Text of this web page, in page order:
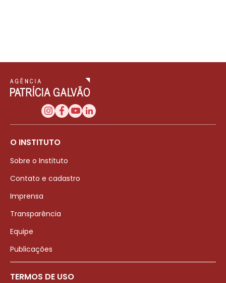
O INSTITUTO
Sobre o Instituto
Contato e cadastro
Imprensa
Transparência
Equipe
Publicações
TERMOS DE USO